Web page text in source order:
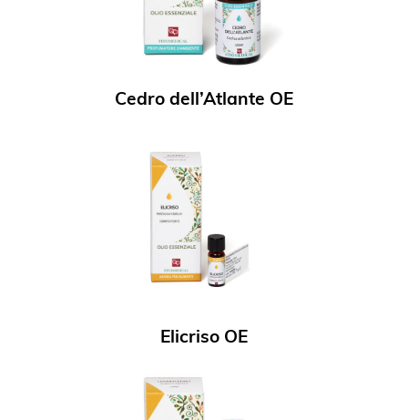
Cedro dell’Atlante OE
Elicriso OE